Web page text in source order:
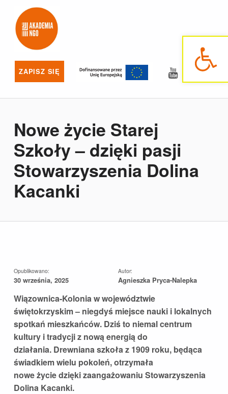
Otwórz pasek narzędzi
ZAPISZ SIĘ
YouTube
Nowe życie Starej
Szkoły – dzięki pasji
Stowarzyszenia Dolina
Kacanki
Opublikowano:
30 września, 2025
Autor:
Agnieszka Pryca-Nalepka
Wiązownica-Kolonia w województwie
świętokrzyskim – niegdyś miejsce nauki i lokalnych
spotkań mieszkańców. Dziś to niemal centrum
kultury i tradycji z nową energią do
działania. Drewniana szkoła z 1909 roku, będąca
świadkiem wielu pokoleń, otrzymała
nowe życie dzięki zaangażowaniu Stowarzyszenia
Dolina Kacanki.